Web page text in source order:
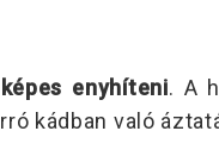
enyhíteni. A
kádban való